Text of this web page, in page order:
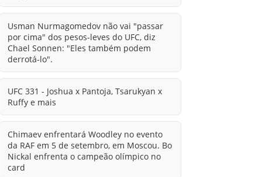
Usman Nurmagomedov não vai "passar
por cima" dos pesos-leves do UFC, diz
Chael Sonnen: "Eles também podem
derrotá-lo".
UFC 331 - Joshua x Pantoja, Tsarukyan x
Ruffy e mais
Chimaev enfrentará Woodley no evento
da RAF em 5 de setembro, em Moscou. Bo
Nickal enfrenta o campeão olímpico no
card